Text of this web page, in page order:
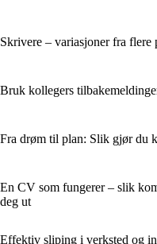
Skrivere – variasjoner fra flere
Bruk kollegers
Fra drøm til plan: Slik gjør du
En CV som fungerer – slik
deg ut
Effektiv sliping i verksted og